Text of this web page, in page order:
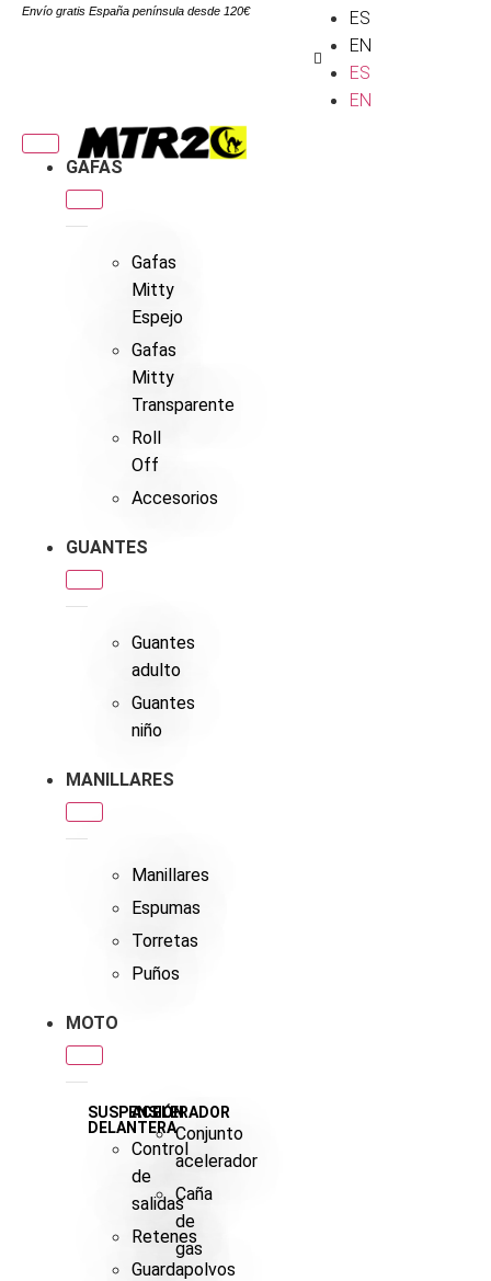
Envío gratis España península desde 120€
ES
EN
ES
EN
GAFAS
Gafas
Mitty
Espejo
Gafas
Mitty
Transparente
Roll
Off
Accesorios
GUANTES
Guantes
adulto
Guantes
niño
MANILLARES
Manillares
Espumas
Torretas
Puños
MOTO
SUSPENSIÓN
DELANTERA
Control
de
salidas
Retenes
Guardapolvos
ACELERADOR
Conjunto
acelerador
Caña
de
gas